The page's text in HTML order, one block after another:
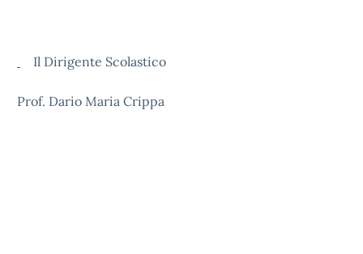
Il Dirigente Scolastico
Prof. Dario Maria Crippa